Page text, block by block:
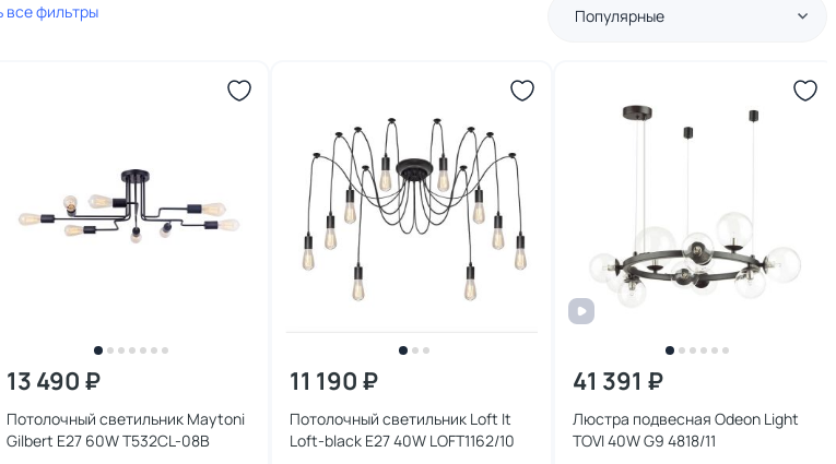
все фильтры Популярные
13 490 ₽
Потолочный светильник Maytoni
Gilbert E27 60W T532CL-08B
11 190 ₽
Потолочный светильник Loft It
Loft-black E27 40W LOFT1162/10
41 391 ₽
Люстра подвесная Odeon Light
TOVI 40W G9 4818/11